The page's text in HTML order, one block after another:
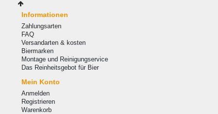
Informationen
Zahlungsarten
FAQ
Versandarten & kosten
Biermarken
Montage und Reinigungservice
Das Reinheitsgebot für Bier
Mein Konto
Anmelden
Registrieren
Warenkorb